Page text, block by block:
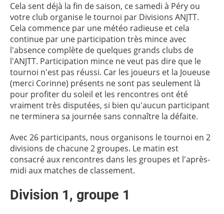
Cela sent déjà la fin de saison, ce samedi à Péry ou
votre club organise le tournoi par Divisions ANJTT.
Cela commence par une météo radieuse et cela
continue par une participation très mince avec
l'absence complète de quelques grands clubs de
l'ANJTT. Participation mince ne veut pas dire que le
tournoi n'est pas réussi. Car les joueurs et la Joueuse
(merci Corinne) présents ne sont pas seulement là
pour profiter du soleil et les rencontres ont été
vraiment très disputées, si bien qu'aucun participant
ne terminera sa journée sans connaître la défaite.
Avec 26 participants, nous organisons le tournoi en 2
divisions de chacune 2 groupes. Le matin est
consacré aux rencontres dans les groupes et l'après-
midi aux matches de classement.
Division 1, groupe 1